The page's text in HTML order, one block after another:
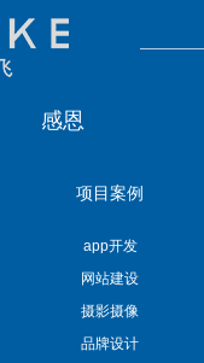
感恩
项目案例
app开发
网站建设
摄影摄像
品牌设计